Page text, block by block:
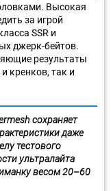
Высокая
за игрой
SSR и
джерк-бейтов.
результаты
кренков, так и
сохраняет
даже
тестового
ультралайта
весом 20–60